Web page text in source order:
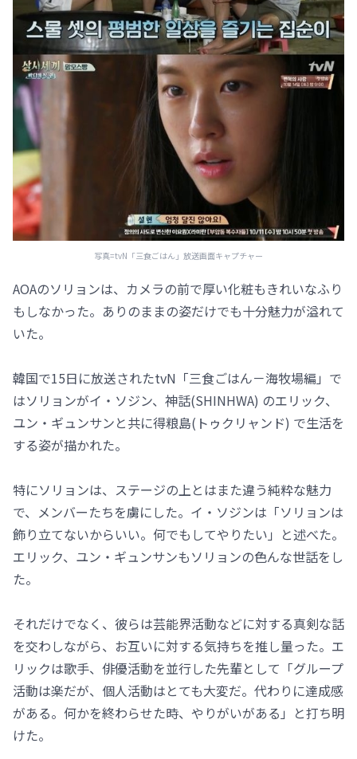
写真=tvN「三食ごはん」放送画面キャプチャー
AOAのソリョンは、カメラの前で厚い化粧もきれいなふり
もしなかった。ありのままの姿だけでも十分魅力が溢れて
いた。
韓国で15日に放送されたtvN「三食ごはん－海牧場編」で
はソリョンがイ・ソジン、神話(SHINHWA) のエリック、
ユン・ギュンサンと共に得粮島(トゥクリャンド) で生活を
する姿が描かれた。
特にソリョンは、ステージの上とはまた違う純粋な魅力
で、メンバーたちを虜にした。イ・ソジンは「ソリョンは
飾り立てないからいい。何でもしてやりたい」と述べた。
エリック、ユン・ギュンサンもソリョンの色んな世話をし
た。
それだけでなく、彼らは芸能界活動などに対する真剣な話
を交わしながら、お互いに対する気持ちを推し量った。エ
リックは歌手、俳優活動を並行した先輩として「グループ
活動は楽だが、個人活動はとても大変だ。代わりに達成感
がある。何かを終わらせた時、やりがいがある」と打ち明
けた。